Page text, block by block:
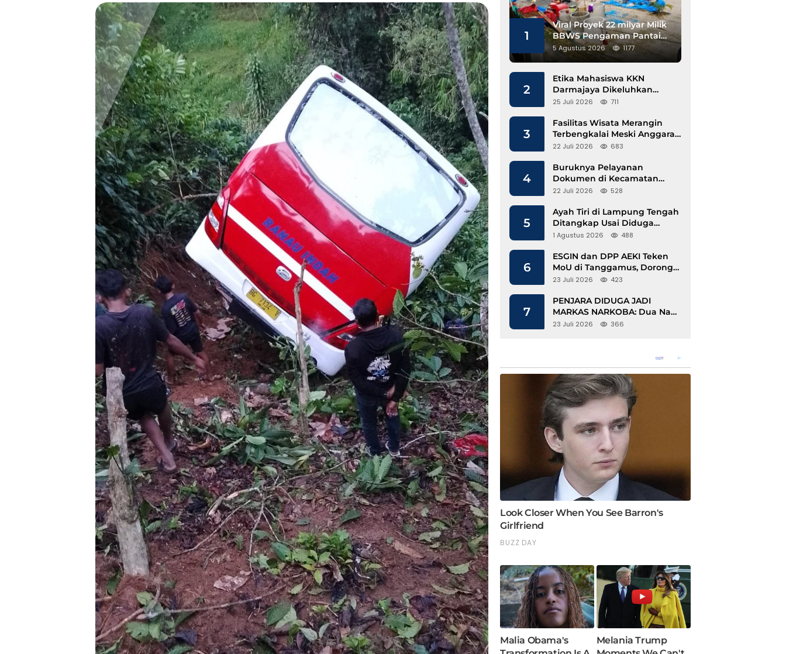
1
Viral Proyek 22 milyar Milik
BBWS Pengaman Pantai
Pesisir Barat Diduga
Gunakan Besi Banci
5 Agustus 2026 1177
2
Etika Mahasiswa KKN
Darmajaya Dikeluhkan
Kepala Pekon Sinar Jawa
25 Juli 2026 711
3
Fasilitas Wisata Merangin
Terbengkalai Meski Anggaran
Perawatan Terus Mengalir
22 Juli 2026 683
4
Buruknya Pelayanan
Dokumen di Kecamatan
Pangkalan Susu, Kinerja
22 Juli 2026 528
5
Ayah Tiri di Lampung Tengah
Ditangkap Usai Diduga
Hamili Anak di Bawah Umur
1 Agustus 2026 488
6
ESGIN dan DPP AEKI Teken
MoU di Tanggamus, Dorong
Ekonomi Hijau Berbasis Kopi
23 Juli 2026 423
7
PENJARA DIDUGA JADI
MARKAS NARKOBA: Dua Napi
Rajabasa Bebas Gunakan HP,
23 Juli 2026 366